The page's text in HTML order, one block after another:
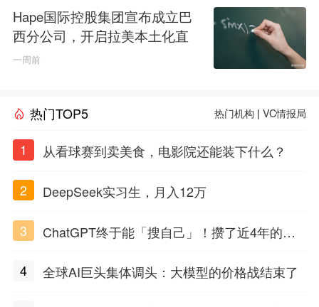
Hape国际控股集团宣布成立巴
西分公司，开启拉美本土化直
营新纪元
一周前
热门TOP5 热门机构 |VC情报局
1 从看球赛到卖美食，电影院还能装下什么？
2 DeepSeek实习生，月入12万
3
ChatGPT终于能「搜自己」！攒了近4年的对
4
全球AI巨头集体调头：大模型的价格战结束了